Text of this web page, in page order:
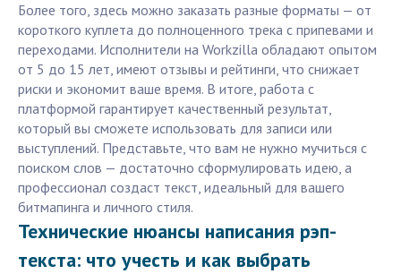
Более того, здесь можно заказать разные форматы — от
короткого куплета до полноценного трека с припевами и
переходами. Исполнители на Workzilla обладают опытом
от 5 до 15 лет, имеют отзывы и рейтинги, что снижает
риски и экономит ваше время. В итоге, работа с
платформой гарантирует качественный результат,
который вы сможете использовать для записи или
выступлений. Представьте, что вам не нужно мучиться с
поиском слов — достаточно сформулировать идею, а
профессионал создаст текст, идеальный для вашего
битмапинга и личного стиля.
Технические нюансы написания рэп-
текста: что учесть и как выбрать